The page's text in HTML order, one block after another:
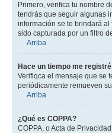
Primero, verifica tu nombre
tendrás que seguir algunas
información se te brindará
sido capturada por un filtro
Arriba
Hace un tiempo me
Verifiqca el mensaje que se
periódicamente remueven
Arriba
¿Qué es COPPA?
COPPA, o Acta de